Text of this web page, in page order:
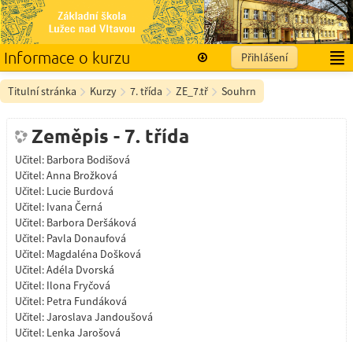
Informace o kurzu
Přihlášení
Čeština ‎(cs)‎
Titulní stránka Kurzy 7. třída ZE_7.tř Souhrn
Zeměpis - 7. třída
Učitel: Barbora Bodišová
Učitel:Anna Brožková
Učitel: Lucie Burdová
Učitel: Ivana Černá
Učitel: Barbora Deršáková
Učitel: Pavla Donaufová
Učitel: Magdaléna Došková
Učitel:Adéla Dvorská
Učitel: Ilona Fryčová
Učitel: Petra Fundáková
Učitel:Jaroslava Jandoušová
Učitel: Lenka Jarošová